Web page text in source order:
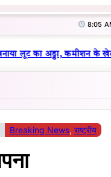
8:05
लूट का अड्डा, कमीशन के खेल
Breaking News, राष्ट्रीय